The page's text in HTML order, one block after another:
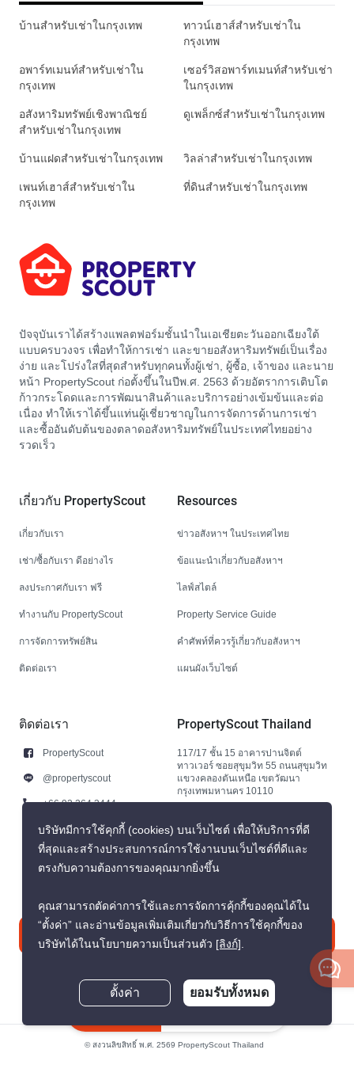
บ้านสำหรับเช่าในกรุงเทพ
ทาวน์เฮาส์สำหรับเช่าใน
กรุงเทพ
อพาร์ทเมนท์สำหรับเช่าใน
กรุงเทพ
เซอร์วิสอพาร์ทเมนท์สำหรับเช่า
ในกรุงเทพ
อสังหาริมทรัพย์เชิงพาณิชย์
สำหรับเช่าในกรุงเทพ
ดูเพล็กซ์สำหรับเช่าในกรุงเทพ
บ้านแฝดสำหรับเช่าในกรุงเทพ วิลล่าสำหรับเช่าในกรุงเทพ
เพนท์เฮาส์สำหรับเช่าใน
กรุงเทพ
ที่ดินสำหรับเช่าในกรุงเทพ
ปัจจุบันเราได้สร้างแพลตฟอร์มชั้นนำในเอเชียตะวันออกเฉียงใต้
แบบครบวงจร เพื่อทำให้การเช่า และขายอสังหาริมทรัพย์เป็นเรื่อง
ง่าย และโปร่งใสที่สุดสำหรับทุกคนทั้งผู้เช่า, ผู้ซื้อ, เจ้าของ และนาย
หน้า PropertyScout ก่อตั้งขึ้นในปีพ.ศ. 2563 ด้วยอัตราการเติบโต
ก้าวกระโดดและการพัฒนาสินค้าและบริการอย่างเข้มข้นและต่อ
เนื่อง ทำให้เราได้ขึ้นแท่นผู้เชี่ยวชาญในการจัดการด้านการเช่า
และซื้ออันดับต้นของตลาดอสังหาริมทรัพย์ในประเทศไทยอย่าง
รวดเร็ว
เกี่ยวกับ PropertyScout
เกี่ยวกับเรา
เช่า/ซื้อกับเรา ดีอย่างไร
ลงประกาศกับเรา ฟรี
ทำงานกับ PropertyScout
การจัดการทรัพย์สิน
ติดต่อเรา
Resources
ข่าวอสังหาฯ ในประเทศไทย
ข้อแนะนำเกี่ยวกับอสังหาฯ
ไลฟ์สไตล์
Property Service Guide
คำศัพท์ที่ควรรู้เกี่ยวกับอสังหาฯ
แผนผังเว็บไซต์
ติดต่อเรา
PropertyScout
@propertyscout
+66 92 264 3444
+66 92 264 3444
contact@propertyscout.co.th
PropertyScout Thailand
117/17 ชั้น 15 อาคารปานจิตต์
ทาวเวอร์ ซอยสุขุมวิท 55 ถนนสุขุมวิท
แขวงคลองตันเหนือ เขตวัฒนา
กรุงเทพมหานคร 10110
ติดต่อเรา
© สงวนลิขสิทธิ์ พ.ศ. 2569 PropertyScout Thailand
บริษัทมีการใช้คุกกี้ (cookies) บนเว็บไซต์ เพื่อให้บริการที่ดี
ที่สุดและสร้างประสบการณ์การใช้งานบนเว็บไซต์ที่ดีและ
ตรงกับความต้องการของคุณมากยิ่งขึ้น
คุณสามารถตัดค่าการใช้และการจัดการคุ้กกี้ของคุณได้ใน
“ตั้งค่า” และอ่านข้อมูลเพิ่มเติมเกี่ยวกับวิธีการใช้คุกกี้ของ
บริษัทได้ในนโยบายความเป็นส่วนตัว [ลิงก์].
ตั้งค่า ยอมรับทั้งหมด